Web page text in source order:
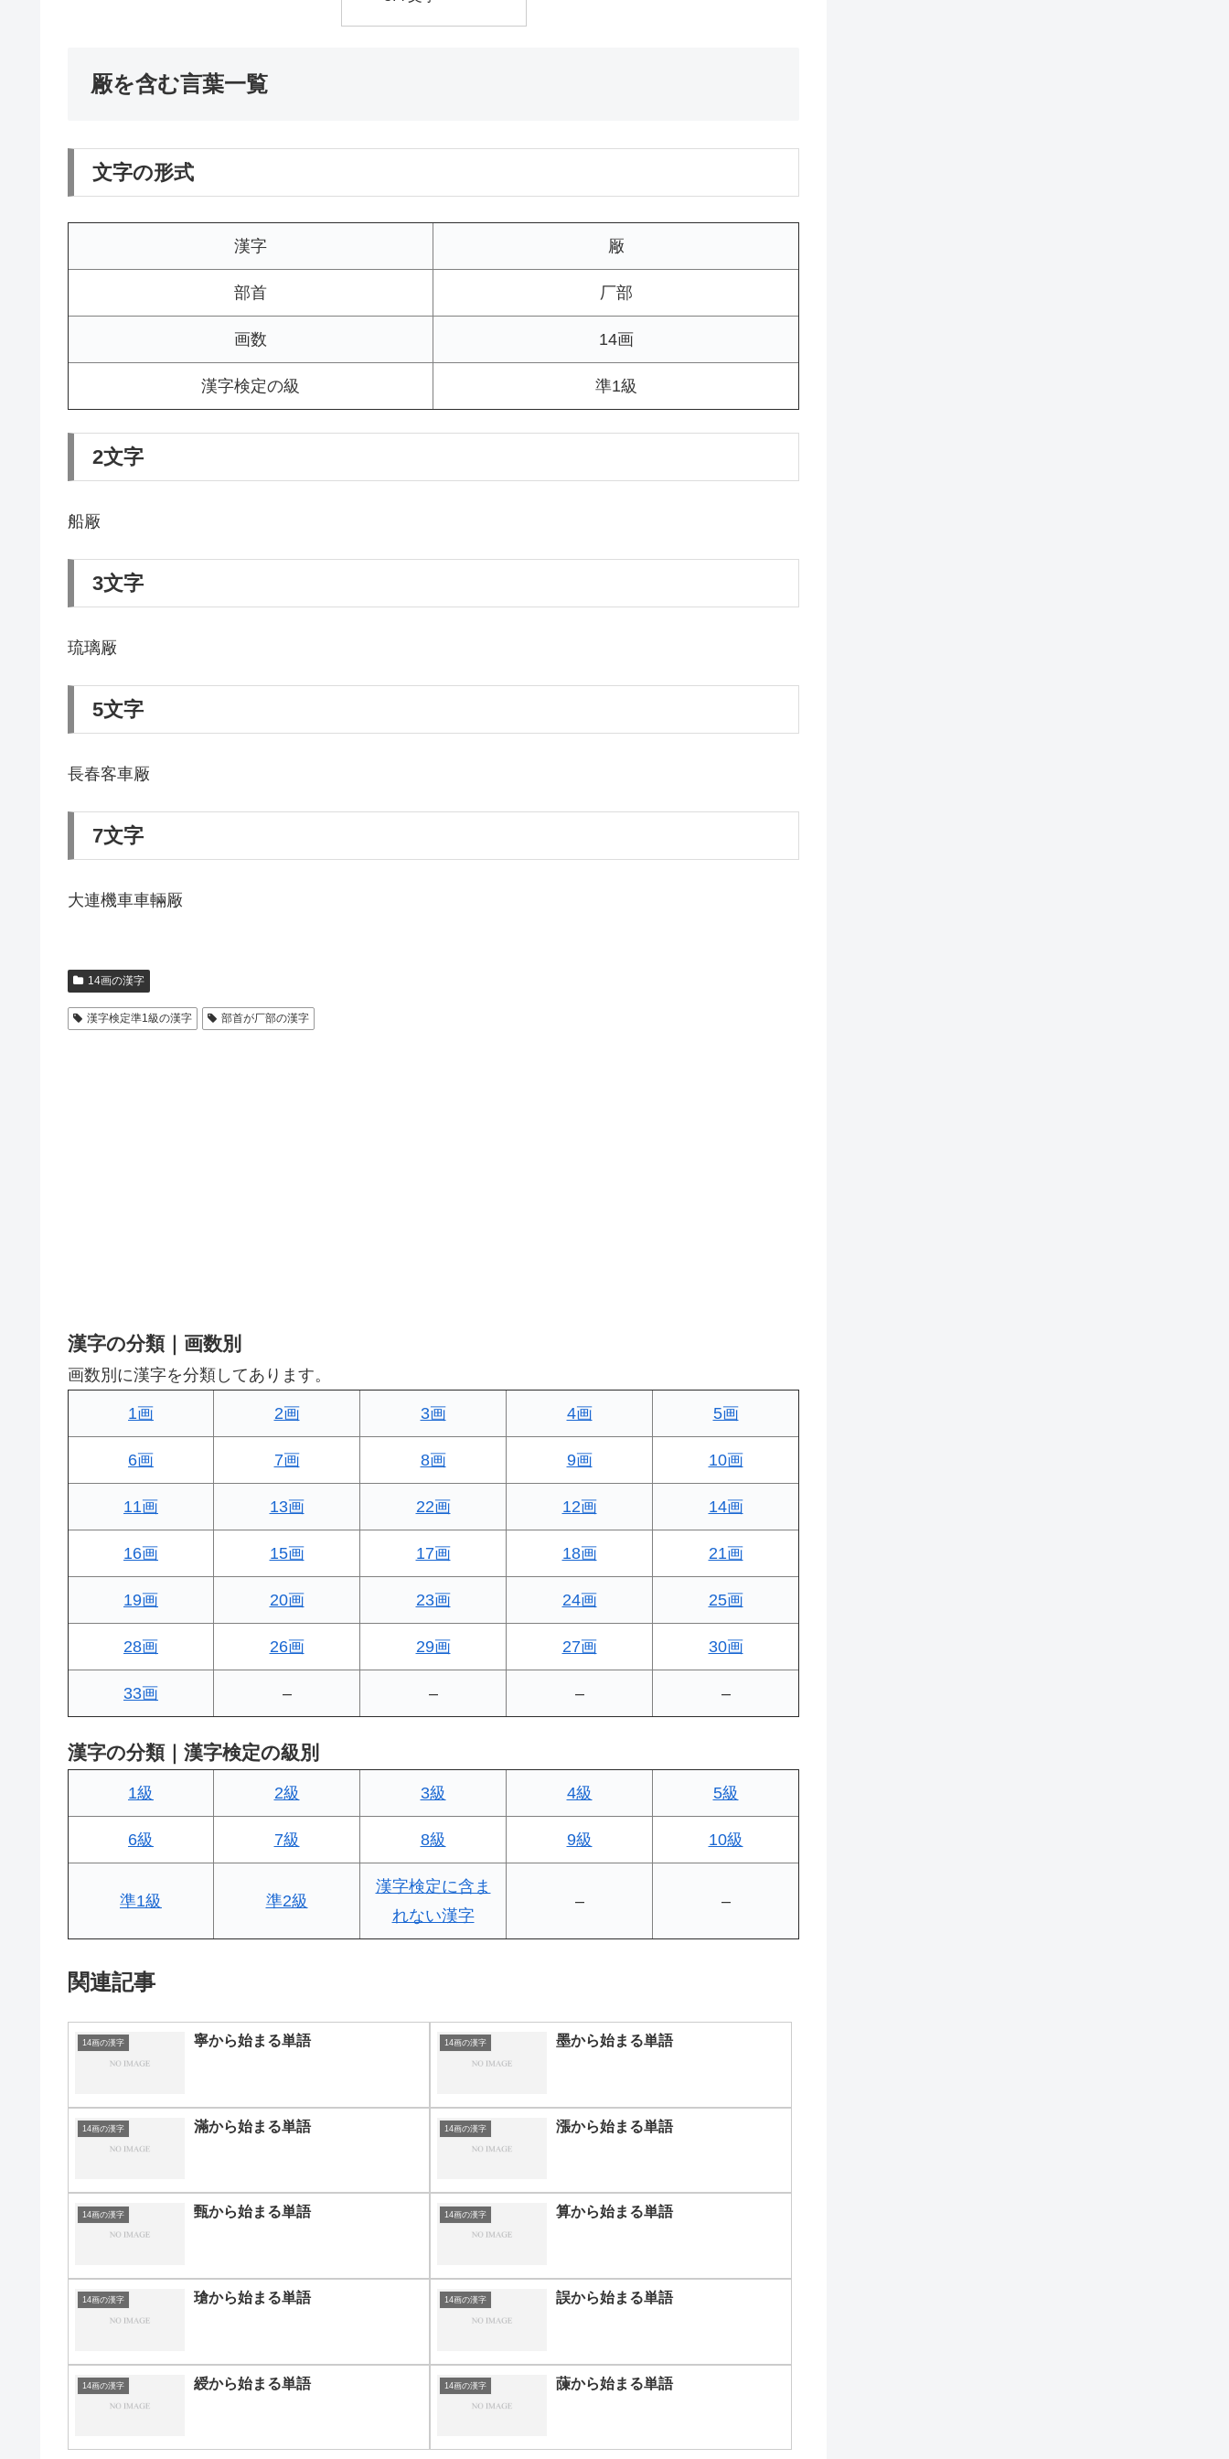
厰を含む言葉一覧
文字の形式
漢字 厰
部首 厂部
画数 14画
漢字検定の級 準1級
2文字
船厰
3文字
琉璃厰
5文字
長春客車厰
7文字
大連機車車輛厰
14画の漢字
漢字検定準1級の漢字 部首が厂部の漢字
漢字の分類｜画数別
画数別に漢字を分類してあります。
1画 2画 3画 4画 5画
6画 7画 8画 9画 10画
11画 13画 22画 12画 14画
16画 15画 17画 18画 21画
19画 20画 23画 24画 25画
28画 26画 29画 27画 30画
33画 – – – –
漢字の分類｜漢字検定の級別
1級 2級 3級 4級 5級
6級 7級 8級 9級 10級
準1級 準2級
漢字検定に含ま
れない漢字
– –
関連記事
14画の漢字 寧から始まる単語 14画の漢字 墨から始まる単語
14画の漢字 滿から始まる単語 14画の漢字 漲から始まる単語
14画の漢字 甄から始まる単語 14画の漢字 算から始まる単語
14画の漢字 瑲から始まる単語 14画の漢字 誤から始まる単語
14画の漢字 綬から始まる単語 14画の漢字 蔯から始まる単語